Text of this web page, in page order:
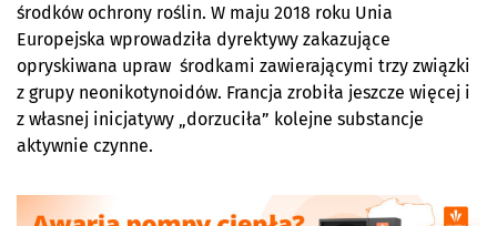
środków ochrony roślin. W maju 2018 roku Unia
Europejska wprowadziła dyrektywy zakazujące
opryskiwana upraw środkami zawierającymi trzy związki
z grupy neonikotynoidów. Francja zrobiła jeszcze więcej i
z własnej inicjatywy „dorzuciła” kolejne substancje
aktywnie czynne.